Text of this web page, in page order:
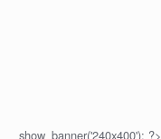
show_banner('240x400'); ?>